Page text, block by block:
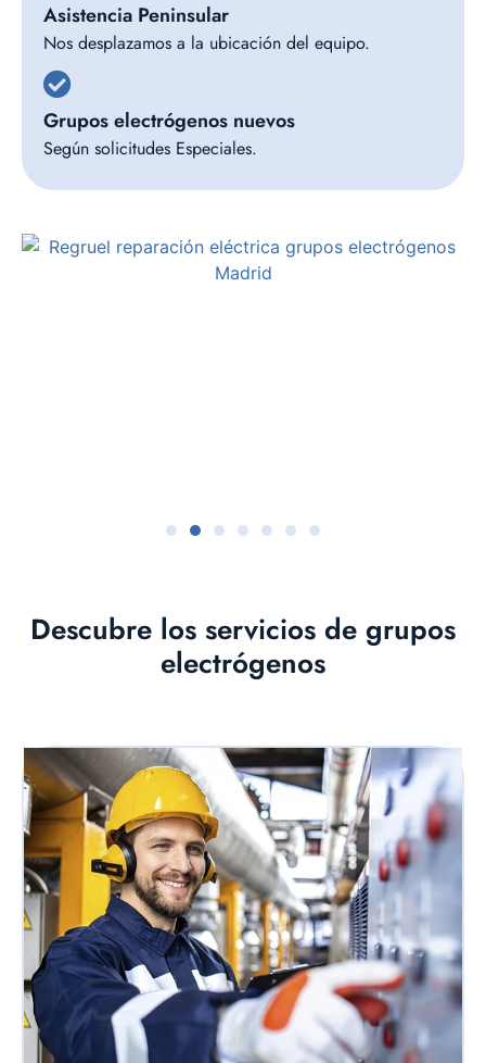
Asistencia Peninsular
Nos desplazamos a la ubicación del equipo.
Grupos electrógenos nuevos
Según solicitudes Especiales.
Descubre los servicios de grupos
electrógenos